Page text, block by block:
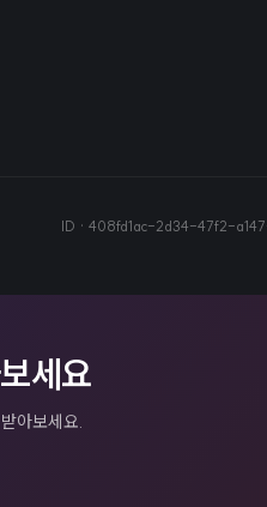
ID · 408fd1ac-2d34-47f2-
세요
아보세요.